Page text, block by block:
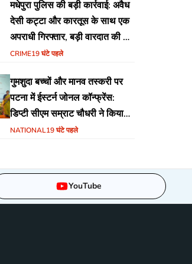
मधेपुरा पुलिस की बड़ी कार्रवाई: अवैध
देसी कट्टा और कारतूस के साथ एक
अपराधी गिरफ्तार, बड़ी वारदात की थी
योजना
CRIME19 घंटे पहले
गुमशुदा बच्चों और मानव तस्करी पर
पटना में ईस्टर्न जोनल कॉन्फ्रेंस:
डिप्टी सीएम सम्राट चौधरी ने किया
उद्घाटन, अंतर्राज्यीय समन्वय पर जोर
NATIONAL19 घंटे पहले
YouTube